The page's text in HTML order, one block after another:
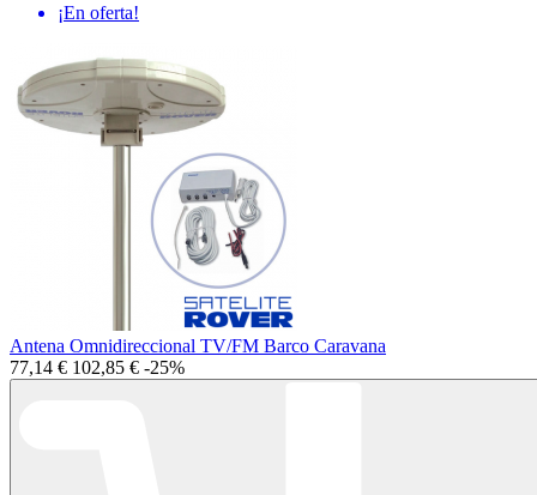
¡En oferta!
Antena Omnidireccional TV/FM Barco Caravana
77,14 € 102,85 € -25%